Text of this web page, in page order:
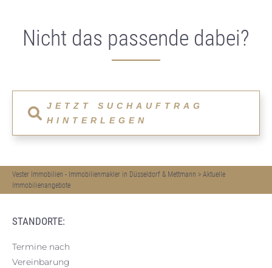
Nicht das passende dabei?
JETZT SUCHAUFTRAG
HINTERLEGEN
Vester Immobilien - Immobilienmakler in Düsseldorf & Mettmann > Aktuelle
Immobilienangebote
STANDORTE:
Termine nach
Vereinbarung